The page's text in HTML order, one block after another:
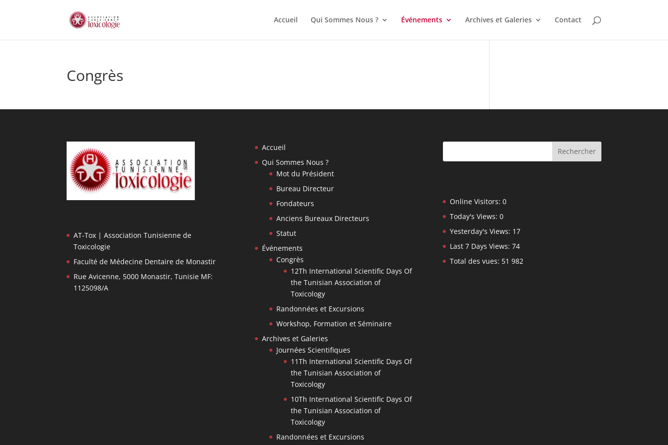
Accueil Qui Sommes Nous ? Événements Archives et Galeries Contact
Congrès
AT-Tox | Association Tunisienne de
Toxicologie
Faculté de Médecine Dentaire de Monastir
Rue Avicenne, 5000 Monastir, Tunisie MF:
1125098/A
Accueil
Qui Sommes Nous ?
Mot du Président
Bureau Directeur
Fondateurs
Anciens Bureaux Directeurs
Statut
Événements
Congrès
12Th International Scientific Days Of
the Tunisian Association of
Toxicology
Randonnées et Excursions
Workshop, Formation et Séminaire
Archives et Galeries
Journées Scientifiques
11Th International Scientific Days Of
the Tunisian Association of
Toxicology
10Th International Scientific Days Of
the Tunisian Association of
Toxicology
Randonnées et Excursions
Rechercher
Online Visitors: 0
Today's Views: 0
Yesterday's Views: 17
Last 7 Days Views: 74
Total des vues: 51 982